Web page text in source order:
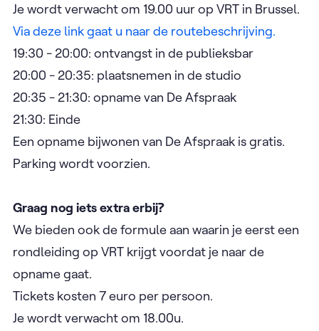
Je wordt verwacht om 19.00 uur op VRT in Brussel.
Via deze link gaat u naar de routebeschrijving.
19:30 - 20:00: ontvangst in de publieksbar
20:00 - 20:35: plaatsnemen in de studio
20:35 - 21:30: opname van De Afspraak
21:30: Einde
Een opname bijwonen van De Afspraak is gratis.
Parking wordt voorzien.
Graag nog iets extra erbij?
We bieden ook de formule aan waarin je eerst een
rondleiding op VRT krijgt voordat je naar de
opname gaat.
Tickets kosten 7 euro per persoon.
Je wordt verwacht om 18.00u.